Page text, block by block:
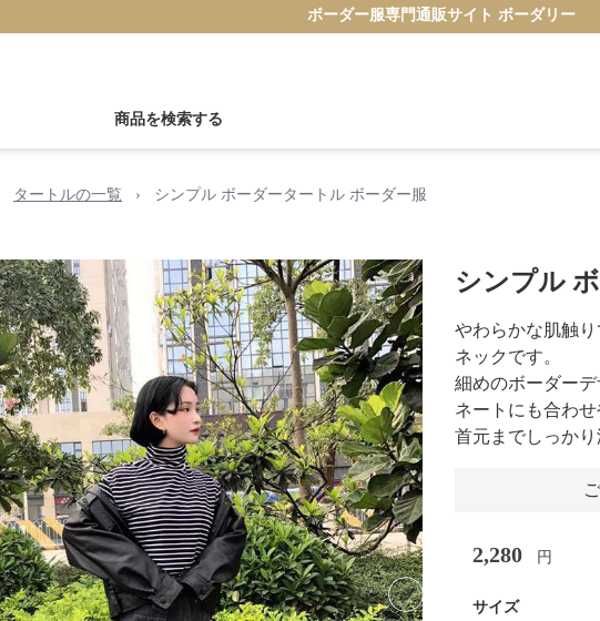
ボーダー服専門通販サイト ボーダリー
商品を検索する
タートルの一覧 › シンプル ボーダータートル ボーダー服
Next slide
シンプル
やわらかな肌触
ネックです。
細めのボーダー
ネートにも合わせ
首元までしっかり
2,280 円
サイズ